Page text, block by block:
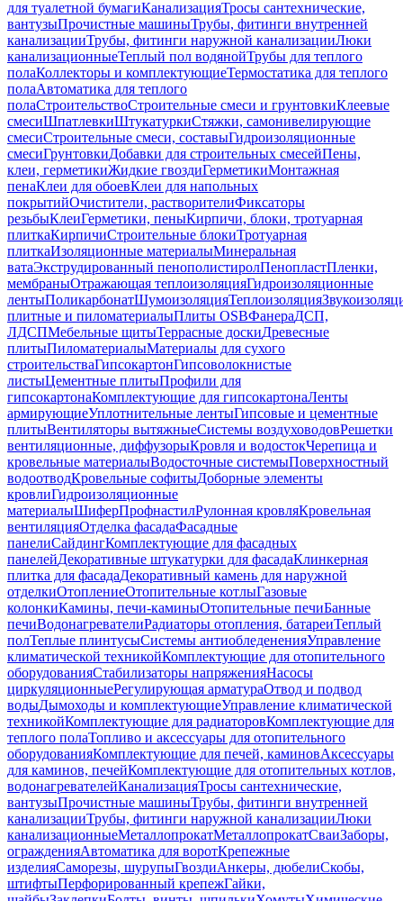
для туалетной бумагиКанализацияТросы сантехнические,
вантузыПрочистные машиныТрубы, фитинги внутренней
канализацииТрубы, фитинги наружной канализацииЛюки
канализационныеТеплый пол водянойТрубы для теплого
полаКоллекторы и комплектующиеТермостатика для теплого
полаАвтоматика для теплого
полаСтроительствоСтроительные смеси и грунтовкиКлеевые
смесиШпатлевкиШтукатуркиСтяжки, самонивелирующие
смесиСтроительные смеси, составыГидроизоляционные
смесиГрунтовкиДобавки для строительных смесейПены,
клеи, герметикиЖидкие гвоздиГерметикиМонтажная
пенаКлеи для обоевКлеи для напольных
покрытийОчистители, растворителиФиксаторы
резьбыКлеиГерметики, пеныКирпичи, блоки, тротуарная
плиткаКирпичиСтроительные блокиТротуарная
плиткаИзоляционные материалыМинеральная
ватаЭкструдированный пенополистиролПенопластПленки,
мембраныОтражающая теплоизоляцияГидроизоляционные
лентыПоликарбонатШумоизоляцияТеплоизоляция
плитные и пиломатериалыПлиты OSBФанераДСП,
ЛДСПМебельные щитыТеррасные доскиДревесные
плитыПиломатериалыМатериалы для сухого
строительстваГипсокартонГипсоволокнистые
листыЦементные плитыПрофили для
гипсокартонаКомплектующие для гипсокартонаЛенты
армирующиеУплотнительные лентыГипсовые и цементные
плитыВентиляторы вытяжныеСистемы воздуховодовРешетки
вентиляционные, диффузорыКровля и водостокЧерепица и
кровельные материалыВодосточные системыПоверхностный
водоотводКровельные софитыДоборные элементы
кровлиГидроизоляционные
материалыШиферПрофнастилРулонная кровляКровельная
вентиляцияОтделка фасадаФасадные
панелиСайдингКомплектующие для фасадных
панелейДекоративные штукатурки для фасадаКлинкерная
плитка для фасадаДекоративный камень для наружной
отделкиОтоплениеОтопительные котлыГазовые
колонкиКамины, печи-каминыОтопительные печиБанные
печиВодонагревателиРадиаторы отопления, батареиТеплый
полТеплые плинтусыСистемы антиобледененияУправление
климатической техникойКомплектующие для отопительного
оборудованияСтабилизаторы напряженияНасосы
циркуляционныеРегулирующая арматураОтвод и подвод
водыДымоходы и комплектующиеУправление климатической
техникойКомплектующие для радиаторовКомплектующие для
теплого полаТопливо и аксессуары для отопительного
оборудованияКомплектующие для печей, каминовАксессуары
для каминов, печейКомплектующие для отопительных котлов,
водонагревателейКанализацияТросы сантехнические,
вантузыПрочистные машиныТрубы, фитинги внутренней
канализацииТрубы, фитинги наружной канализацииЛюки
канализационныеМеталлопрокатМеталлопрокатСваиЗаборы,
огражденияАвтоматика для воротКрепежные
изделияСаморезы, шурупыГвоздиАнкеры, дюбелиСкобы,
штифтыПерфорированный крепежГайки,